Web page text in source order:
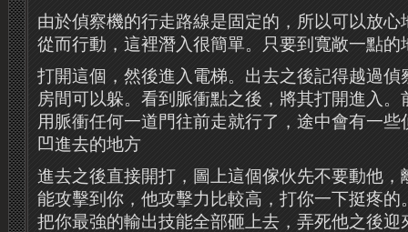
由於偵察機的行走路線是固定的，所以可以放
從而行動，這裡潛入很簡單。只要到寬敞一點的
打開這個，然後進入電梯。出去之後記得越過偵
房間可以躲。看到脈衝點之後，將其打開進入
用脈衝任何一道門往前走就行了，途中會有一
凹進去的地方
進去之後直接開打，圖上這個傢伙先不要動他，
能攻擊到你，他攻擊力比較高，打你一下挺疼的
把你最強的輸出技能全部砸上去，弄死他之後迎